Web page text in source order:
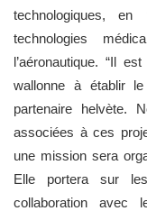
technologiques,
technologies
l’aéronautique. “Il
wallonne à établir
partenaire helvète.
associées à ces
une mission sera
Elle portera sur
collaboration avec